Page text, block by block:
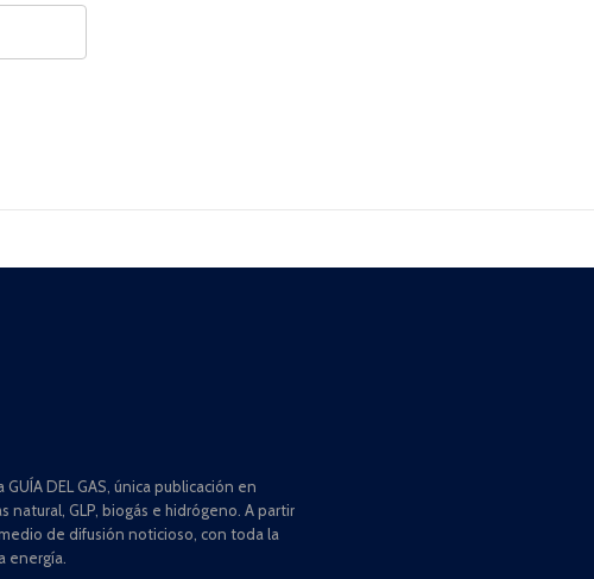
DEL GAS, única publicación en
natural, GLP, biogás e hidrógeno. A partir
de difusión noticioso, con toda la
energía.